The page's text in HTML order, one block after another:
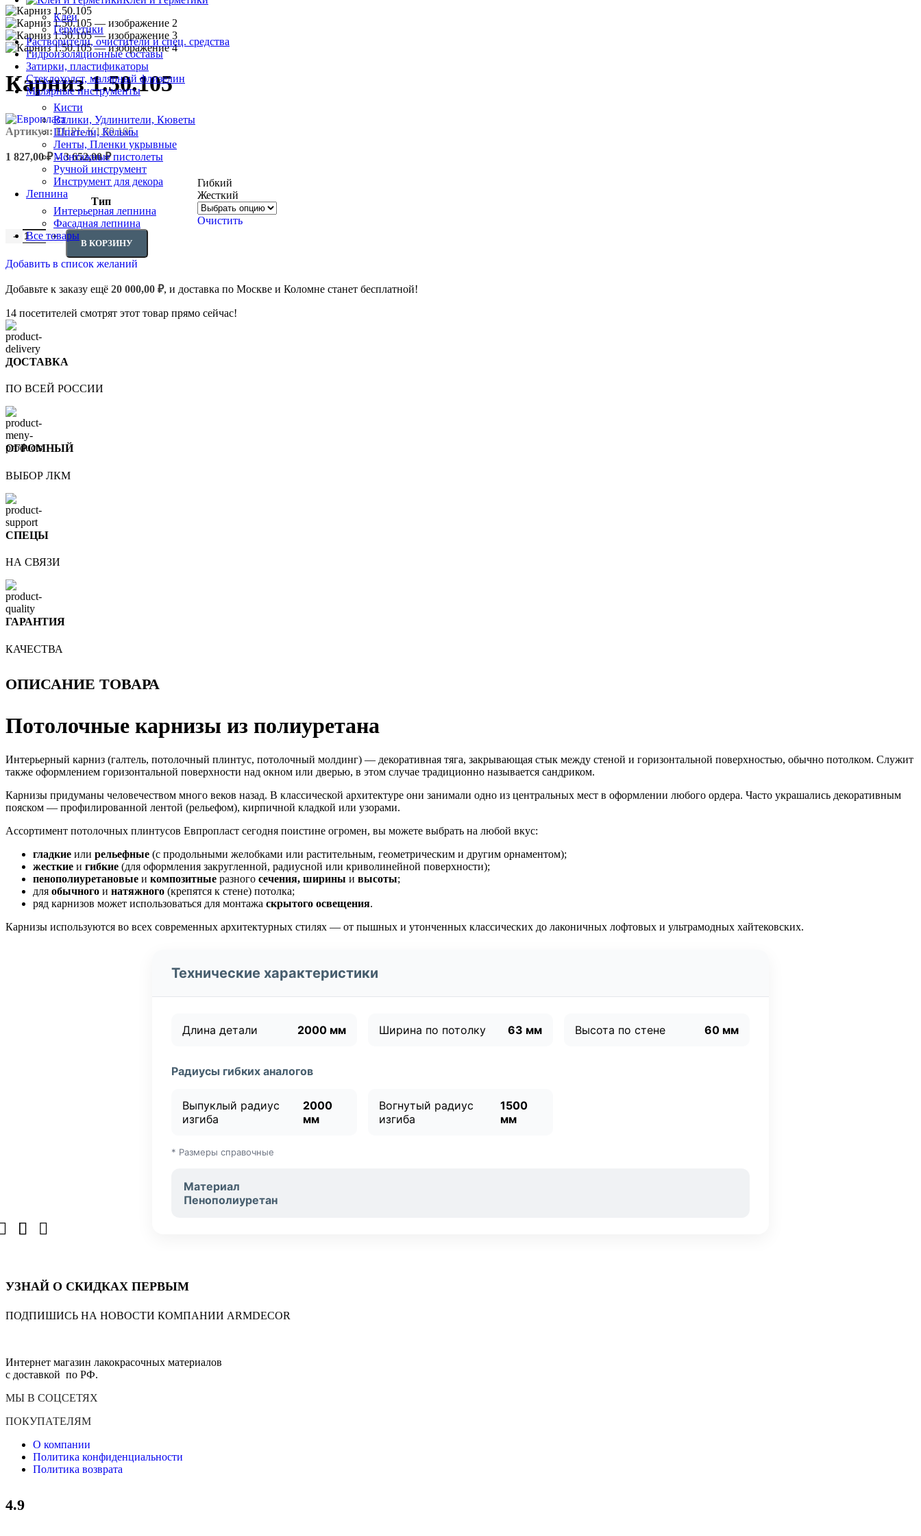
Клеи
Герметики
Растворители, очистители и спец. средства
Гидроизоляционные составы
Затирки, пластификаторы
Стеклохолст, малярный флизелин
Малярные инструменты
Кисти
Валики, Удлинители, Кюветы
Шпатели, Кельмы
Ленты, Пленки укрывные
Монтажные пистолеты
Ручной инструмент
Инструмент для декора
Лепнина
Интерьерная лепнина
Фасадная лепнина
Все товары
Карниз 1.50.105
Артикул:EUPL-K1.50.105
1 827,00₽ – 3 652,00₽Диапазон
цен:
1
–
3
652,00 ₽
Тип
Гибкий
Жесткий
Очистить
Количество товара Карниз 1.50.105
В КОРЗИНУ
Добавить в список желаний
Добавьте к заказу ещё 20 000,00 ₽, и доставка по Москве и Коломне станет бесплатной!
14 посетителей смотрят этот товар прямо сейчас!
ДОСТАВКА
ПО ВСЕЙ РОССИИ
ОГРОМНЫЙ
ВЫБОР ЛКМ
СПЕЦЫ
НА СВЯЗИ
ГАРАНТИЯ
КАЧЕСТВА
ОПИСАНИЕ ТОВАРА
Потолочные карнизы из полиуретана
Интерьерный карниз (галтель, потолочный плинтус, потолочный молдинг) — декоративная тяга, закрывающая стык между стеной и горизонтальной поверхностью, обычно потолком. Служит
также оформлением горизонтальной поверхности над окном или дверью, в этом случае традиционно называется сандриком.
Карнизы придуманы человечеством много веков назад. В классической архитектуре они занимали одно из центральных мест в оформлении любого ордера. Часто украшались декоративным
пояском — профилированной лентой (рельефом), кирпичной кладкой или узорами.
Ассортимент потолочных плинтусов Евпропласт сегодня поистине огромен, вы можете выбрать на любой вкус:
гладкие или рельефные (с продольными желобками или растительным, геометрическим и другим орнаментом);
жесткие и гибкие (для оформления закругленной, радиусной или криволинейной поверхности);
пенополиуретановые и композитные разного сечения, ширины и высоты;
для обычного и натяжного (крепятся к стене) потолка;
ряд карнизов может использоваться для монтажа скрытого освещения.
Карнизы используются во всех современных архитектурных стилях — от пышных и утонченных классических до лаконичных лофтовых и ультрамодных хайтековских.
Технические характеристики
Длина детали 2000 мм Ширина по потолку 63 мм Высота по стене 60 мм
Радиусы гибких аналогов
Выпуклый радиус
изгиба
2000
мм
Вогнутый радиус
изгиба
1500
мм
* Размеры справочные
Материал
Пенополиуретан
УЗНАЙ О СКИДКАХ ПЕРВЫМ
ПОДПИШИСЬ НА НОВОСТИ КОМПАНИИ ARMDECOR
Интернет магазин лакокрасочных материалов
с доставкой по РФ.
МЫ В СОЦСЕТЯХ
ПОКУПАТЕЛЯМ
О компании
Политика конфиденциальности
Политика возврата
4.9